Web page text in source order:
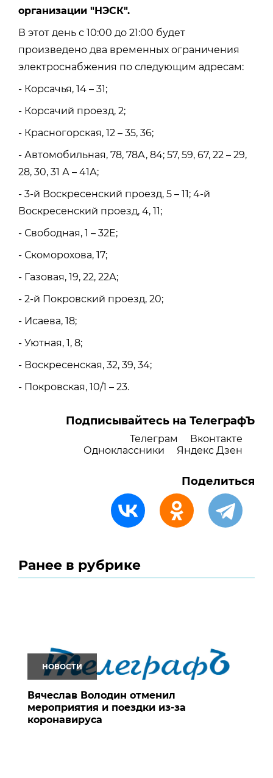
организации "НЭСК".
В этот день с 10:00 до 21:00 будет
произведено два временных ограничения
электроснабжения по следующим адресам:
- Корсачья, 14 – 31;
- Корсачий проезд, 2;
- Красногорская, 12 – 35, 36;
- Автомобильная, 78, 78А, 84; 57, 59, 67, 22 – 29,
28, 30, 31 А – 41А;
- 3-й Воскресенский проезд, 5 – 11; 4-й
Воскресенский проезд, 4, 11;
- Свободная, 1 – 32Е;
- Скоморохова, 17;
- Газовая, 19, 22, 22А;
- 2-й Покровский проезд, 20;
- Исаева, 18;
- Уютная, 1, 8;
- Воскресенская, 32, 39, 34;
- Покровская, 10/1 – 23.
Подписывайтесь на ТелеграфЪ
Телеграм
Вконтакте
Одноклассники
Яндекс Дзен
Поделиться
Ранее в рубрике
НОВОСТИ
Вячеслав Володин отменил
мероприятия и поездки из-за
коронавируса